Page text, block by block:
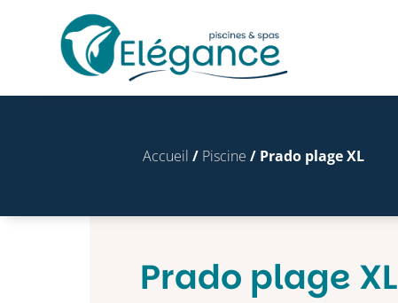
Accueil / Piscine / Prado plage XL
Prado plage XL